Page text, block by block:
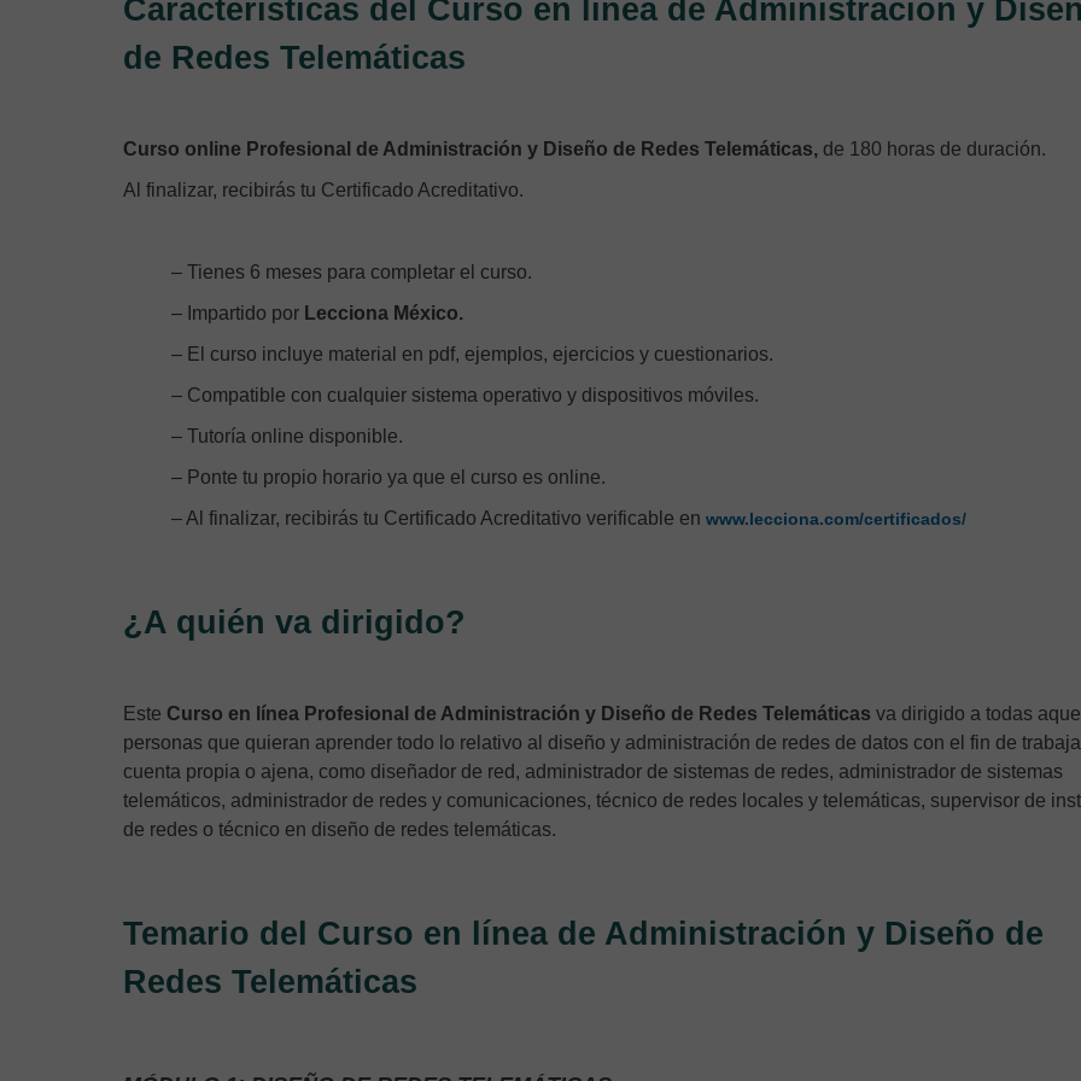
Características del Curso en línea de Administración y
de Redes Telemáticas
Curso online Profesional de Administración y Diseño de Redes Telemáticas, de 180 horas de duración.
Al finalizar, recibirás tu Certificado Acreditativo.
– Tienes 6 meses para completar el curso.
– Impartido por Lecciona México.
– El curso incluye material en pdf, ejemplos, ejercicios y cuestionarios.
– Compatible con cualquier sistema operativo y dispositivos móviles.
– Tutoría online disponible.
– Ponte tu propio horario ya que el curso es online.
– Al finalizar, recibirás tu Certificado Acreditativo verificable en www.lecciona.com/certificados/
¿A quién va dirigido?
Este Curso en línea Profesional de Administración y Diseño de Redes Telemáticas va dirigido a todas
personas que quieran aprender todo lo relativo al diseño y administración de redes de datos con el fin de
cuenta propia o ajena, como diseñador de red, administrador de sistemas de redes, administrador de sistemas
telemáticos, administrador de redes y comunicaciones, técnico de redes locales y telemáticas, supervisor de
de redes o técnico en diseño de redes telemáticas.
Temario del Curso en línea de Administración y Diseño de
Redes Telemáticas